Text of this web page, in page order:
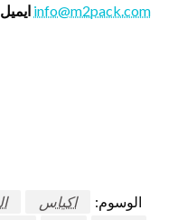
info@m2pack.com ايميل
الوسوم: اكياس